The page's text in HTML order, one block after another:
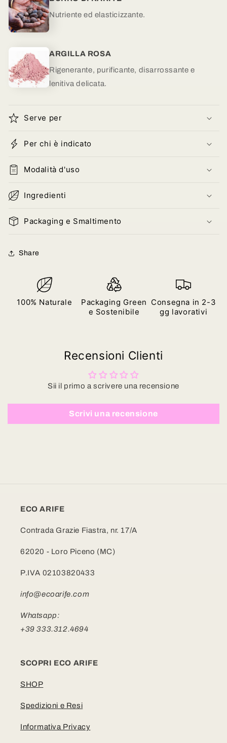
Nutriente ed elasticizzante.
ARGILLA ROSA
Rigenerante, purificante, disarrossante e
lenitiva delicata.
Serve per
Per chi è indicato
Modalità d'uso
Ingredienti
Packaging e Smaltimento
Share
100% Naturale
Packaging Green
e Sostenibile
Consegna in 2-3
gg lavorativi
Recensioni Clienti
Sii il primo a scrivere una recensione
Scrivi una recensione
ECO ARIFE
Contrada Grazie Fiastra, nr. 17/A
62020 - Loro Piceno (MC)
P.IVA 02103820433
info@ecoarife.com
Whatsapp:
+39 333.312.4694
SCOPRI ECO ARIFE
SHOP
Spedizioni e Resi
Informativa Privacy